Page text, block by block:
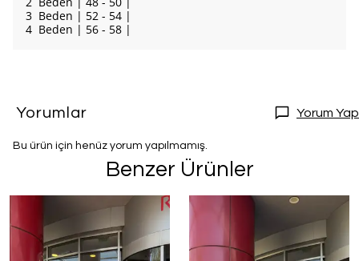
3 Beden | 52 - 54 |
4 Beden | 56 - 58 |
Yorumlar Yorum Yap
Bu ürün için henüz yorum yapılmamış.
Benzer Ürünler